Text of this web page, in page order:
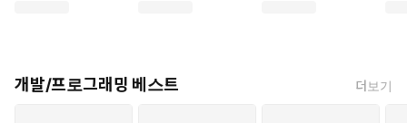
개발/프로그래밍 베스트 더보기